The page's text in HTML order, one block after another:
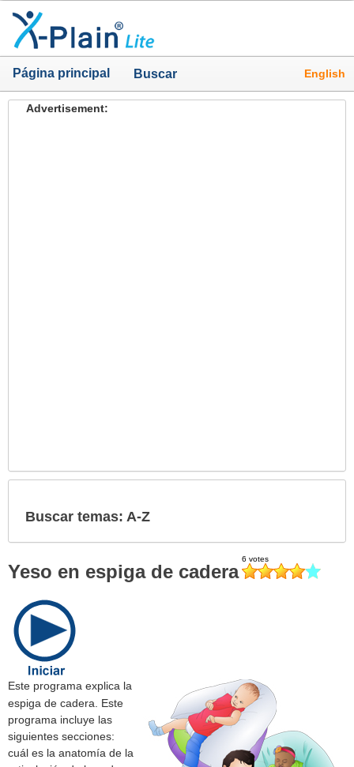
Página principal Buscar English
Advertisement:
Buscar temas: A-Z
Yeso en espiga de cadera
Este programa explica la
espiga de cadera. Este
programa incluye las
siguientes secciones:
cuál es la anatomía de la